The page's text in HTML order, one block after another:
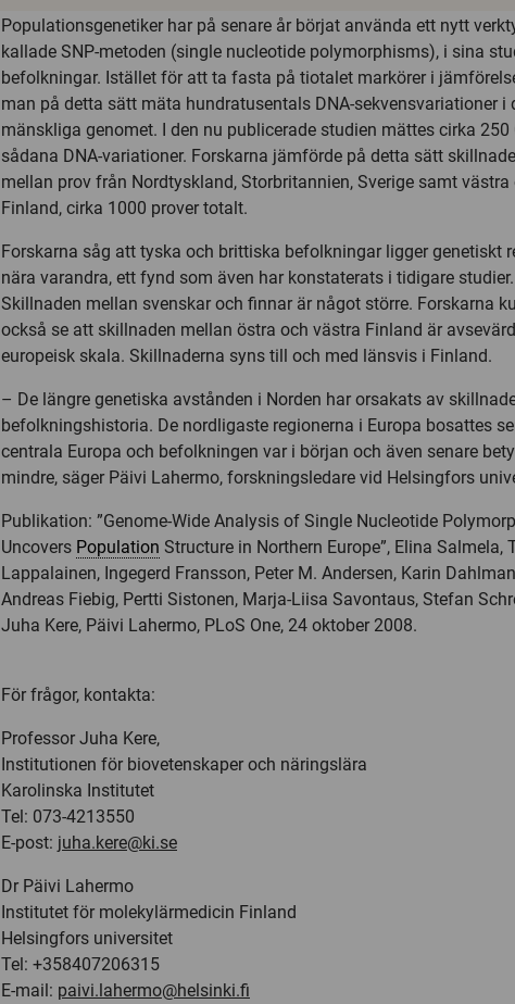
Populationsgenetiker har på senare år börjat använda ett nytt
kallade SNP-metoden (single nucleotide polymorphisms), i sina
befolkningar. Istället för att ta fasta på tiotalet markörer i
man på detta sätt mäta hundratusentals DNA-sekvensvariationer i
mänskliga genomet. I den nu publicerade studien mättes cirka 250
sådana DNA-variationer. Forskarna jämförde på detta sätt
mellan prov från Nordtyskland, Storbritannien, Sverige samt västra
Finland, cirka 1000 prover totalt.
Forskarna såg att tyska och brittiska befolkningar ligger genetiskt
nära varandra, ett fynd som även har konstaterats i tidigare studier.
Skillnaden mellan svenskar och finnar är något större. Forskarna
också se att skillnaden mellan östra och västra Finland är
europeisk skala. Skillnaderna syns till och med länsvis i Finland.
– De längre genetiska avstånden i Norden har orsakats av
befolkningshistoria. De nordligaste regionerna i Europa bosattes
centrala Europa och befolkningen var i början och även senare
mindre, säger Päivi Lahermo, forskningsledare vid Helsingfors
Publikation: ”Genome-Wide Analysis of Single Nucleotide
Uncovers Population Structure in Northern Europe”, Elina Salmela,
Lappalainen, Ingegerd Fransson, Peter M. Andersen, Karin
Andreas Fiebig, Pertti Sistonen, Marja-Liisa Savontaus, Stefan
Juha Kere, Päivi Lahermo, PLoS One, 24 oktober 2008.
För frågor, kontakta:
Professor Juha Kere,
Institutionen för biovetenskaper och näringslära
Karolinska Institutet
Tel: 073-4213550
E-post: juha.kere@ki.se
Dr Päivi Lahermo
Institutet för molekylärmedicin Finland
Helsingfors universitet
Tel: +358407206315
E-mail: paivi.lahermo@helsinki.fi